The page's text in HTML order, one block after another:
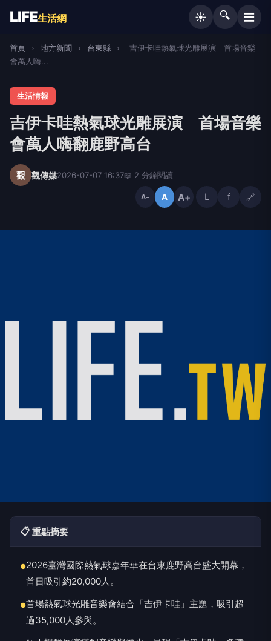
LIFE生活網 ☀️ 🔍 ☰
首頁 › 地方新聞 › 台東縣 ›
吉伊卡哇熱氣球光雕展演 首場音樂
會萬人嗨...
生活情報
吉伊卡哇熱氣球光雕展演 首場音樂
會萬人嗨翻鹿野高台
觀 觀傳媒2026-07-07 16:37📖 2 分鐘閱讀
A− A A+ L f 🔗
📋 重點摘要
●2026臺灣國際熱氣球嘉年華在台東鹿野高台盛大開幕，
首日吸引約20,000人。
●首場熱氣球光雕音樂會結合「吉伊卡哇」主題，吸引超
過35,000人參與。